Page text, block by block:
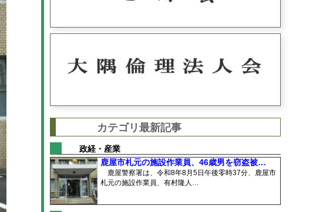
カテゴリ最新記事
政経・産業
鹿屋市札元の施設作業員、46歳男を窃盗被…
鹿屋警察署は、令和8年8月5日午後零時37分、鹿屋市
札元の施設作業員、有村隆人…